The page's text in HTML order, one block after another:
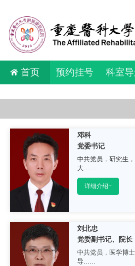
首页 预约挂号 科室
邓科
党委书记
中共党员，研究生
大......
详细介绍+
刘北忠
党委副书记、院长
中共党员，医学博
导......